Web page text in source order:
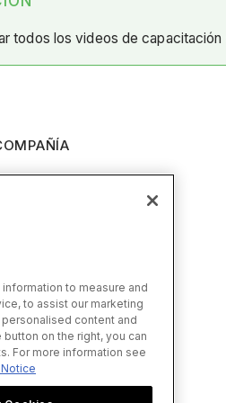
todos los videos de
to measure and
to assist our marketing
content and
on the right, you can
For more information see